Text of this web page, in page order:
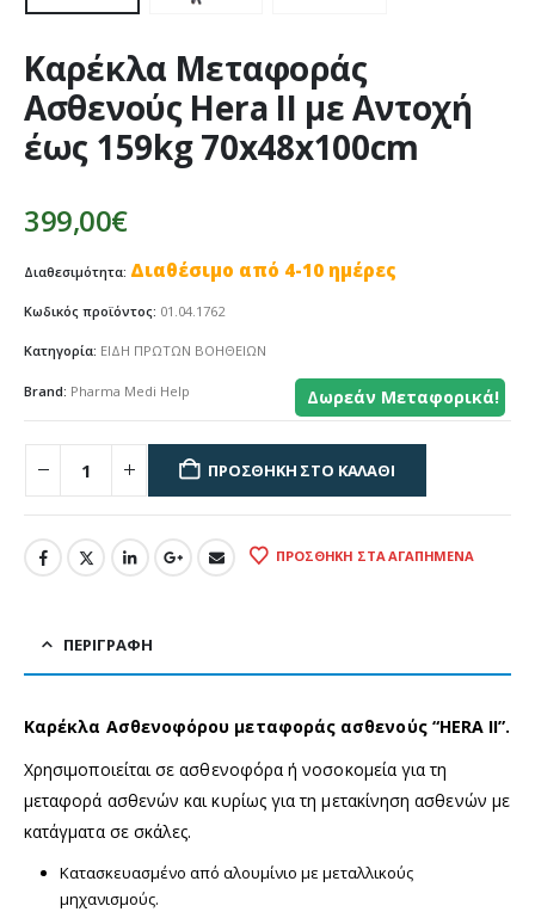
Καρέκλα Μεταφοράς
Ασθενούς Hera II με Αντοχή
έως 159kg 70x48x100cm
399,00€
Διαθεσιμότητα: Διαθέσιμο από 4-10 ημέρες
Κωδικός προϊόντος: 01.04.1762
Κατηγορία: ΕΙΔΗ ΠΡΩΤΩΝ ΒΟΗΘΕΙΩΝ
Brand: Pharma Medi Help Δωρεάν Μεταφορικά!
ΠΡΟΣΘΉΚΗ ΣΤΟ ΚΑΛΆΘΙ
ΠΡΟΣΘΉΚΗ ΣΤΑ ΑΓΑΠΗΜΈΝΑ
ΠΕΡΙΓΡΑΦΉ
Καρέκλα Ασθενοφόρου μεταφοράς ασθενούς “HERA II”.
Χρησιμοποιείται σε ασθενοφόρα ή νοσοκομεία για τη
μεταφορά ασθενών και κυρίως για τη μετακίνηση ασθενών με
κατάγματα σε σκάλες.
Κατασκευασμένο από αλουμίνιο με μεταλλικούς
μηχανισμούς.